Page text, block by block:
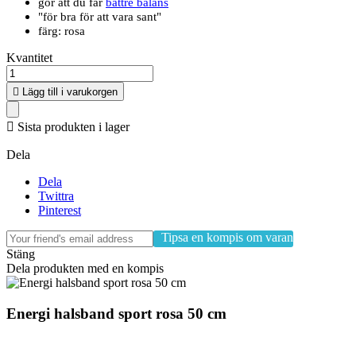
"för bra för att vara sant"
färg: rosa
Kvantitet
 Lägg till i varukorgen
 Sista produkten i lager
Dela
Dela
Twittra
Pinterest
Tipsa en kompis om varan
Stäng
Dela produkten med en kompis
Energi halsband sport rosa 50 cm